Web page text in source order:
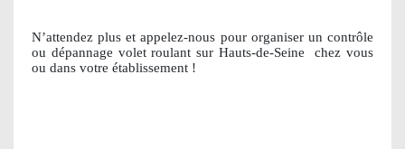
N’attendez plus et appelez-nous pour organiser un contrôle
ou dépannage volet roulant sur Hauts-de-Seine
chez vous
ou dans votre établissement !